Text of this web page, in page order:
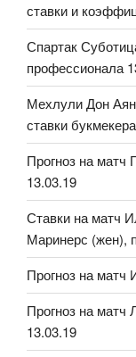
ставки и
Спартак
профессионала
Мехлули Дон
ставки
Прогноз на
13.03.19
Ставки на матч
Маринерс (жен),
Прогноз на матч
Прогноз на матч
13.03.19